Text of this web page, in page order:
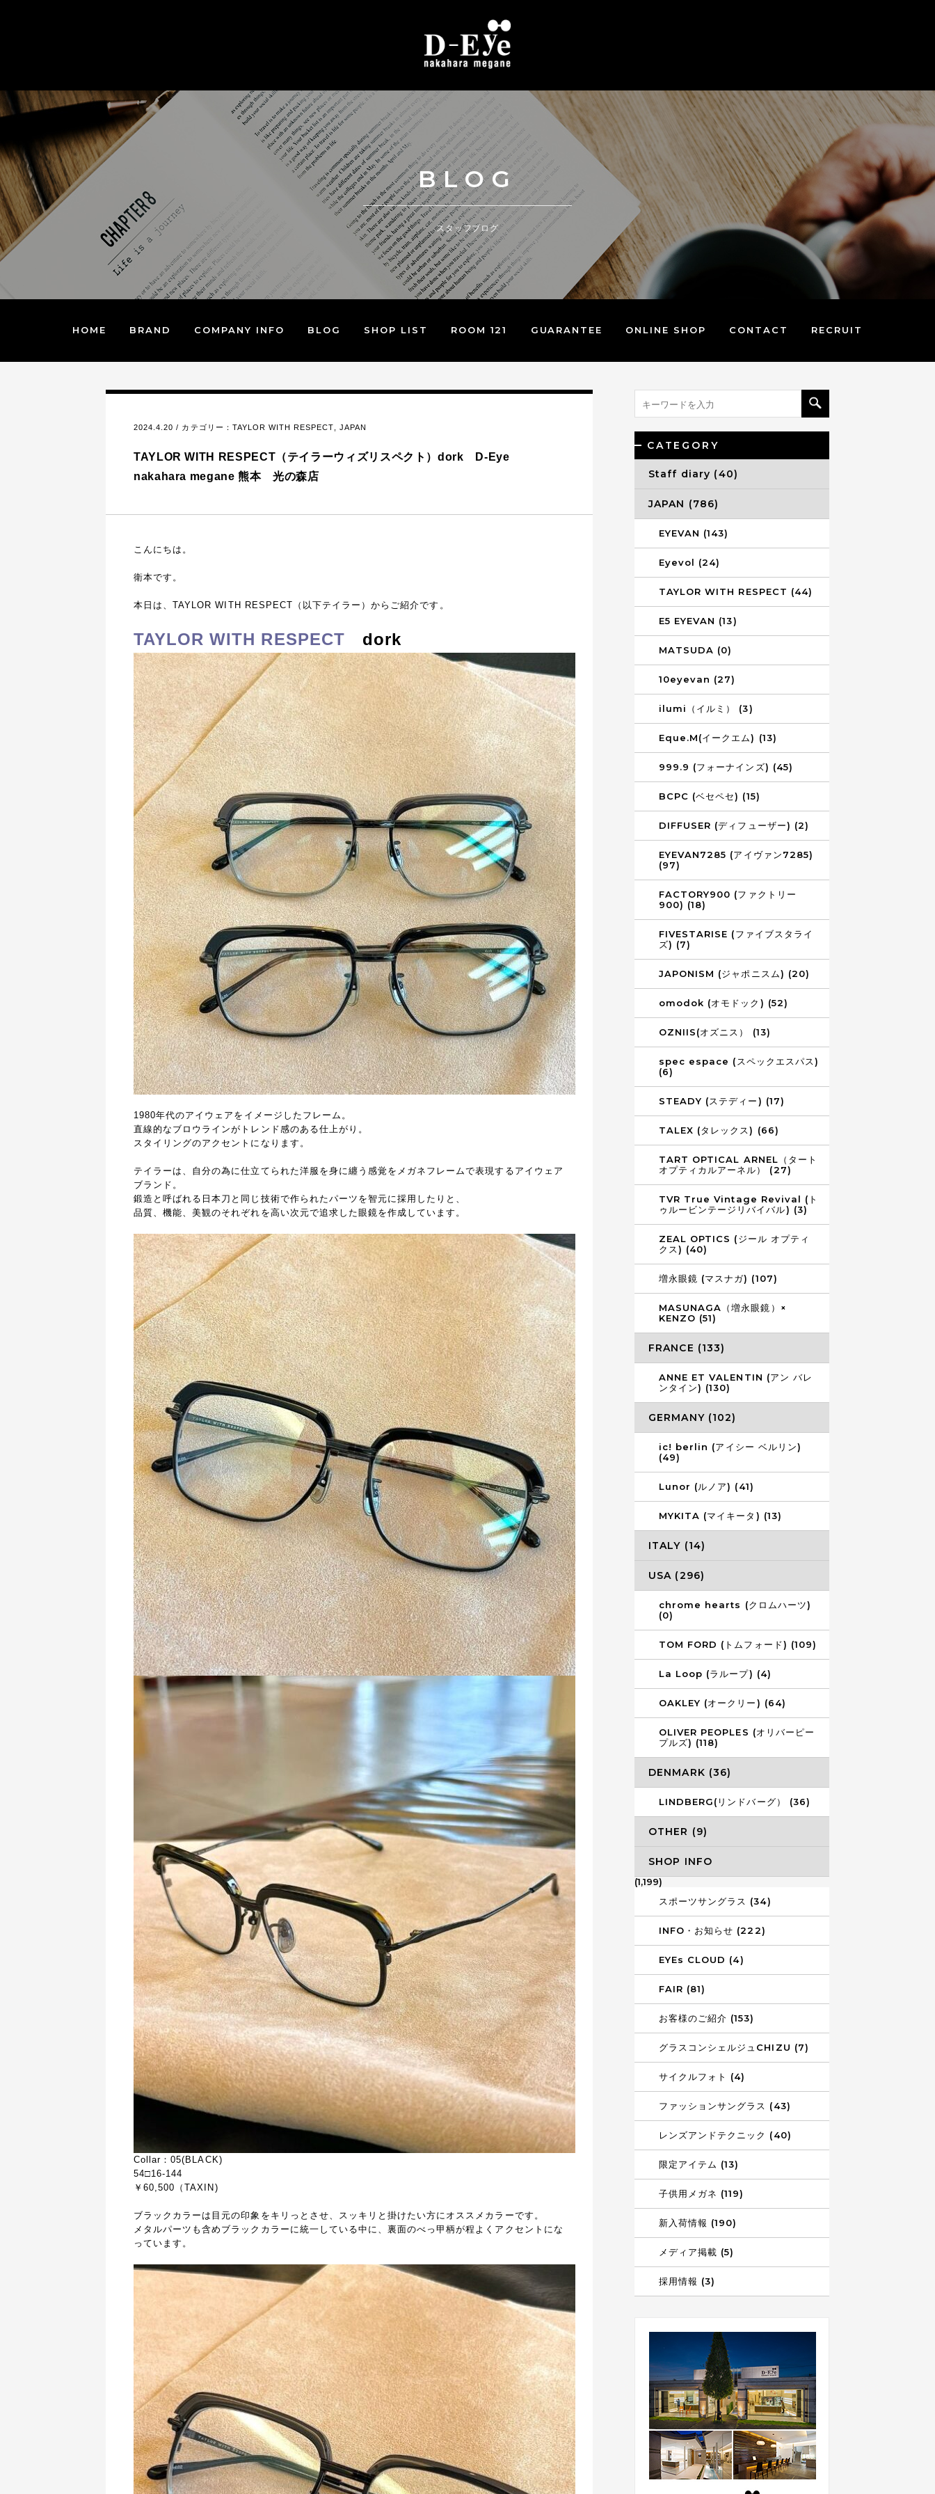
BLOG
スタッフブログ
HOME BRAND COMPANY INFO BLOG SHOP LIST ROOM 121 GUARANTEE ONLINE SHOP CONTACT RECRUIT
2024.4.20 / カテゴリー： TAYLOR WITH RESPECT JAPAN
TAYLOR WITH RESPECT（テイラーウィズリスペクト）dork D-Eye
nakahara megane 熊本 光の森店
こんにちは。
衛本です。
本日は、TAYLOR WITH RESPECT（以下テイラー）からご紹介です。
TAYLOR WITH RESPECT dork
1980年代のアイウェアをイメージしたフレーム。
直線的なブロウラインがトレンド感のある仕上がり。
スタイリングのアクセントになります。
テイラーは、自分の為に仕立てられた洋服を身に纏う感覚をメガネフレームで表現する アイウェア
ブランド。
鍛造と呼ばれる日本刀と同じ技術で作られたパーツを智元に採用したりと、
品質、機能、美観のそれぞれを高い次元で追求した眼鏡を作成しています。
Collar：05(BLACK)
54□16-144
￥60,500（TAXIN)
ブラックカラーは目元の印象をキリっとさせ、スッキリと掛けたい方にオススメカラーです。
メタルパーツも含めブラックカラーに統一している中に、裏面のべっ甲柄が程よくアクセントにな
っています。
CATEGORY
Staff diary (40)
JAPAN (786)
EYEVAN (143)
Eyevol (24)
TAYLOR WITH RESPECT (44)
E5 EYEVAN (13)
MATSUDA (0)
10eyevan (27)
ilumi（イルミ） (3)
Eque.M(イークエム) (13)
999.9 (フォーナインズ) (45)
BCPC (ベセペセ) (15)
DIFFUSER (ディフューザー) (2)
EYEVAN7285 (アイヴァン7285)
(97)
FACTORY900 (ファクトリー
900) (18)
FIVESTARISE (ファイブスタライ
ズ) (7)
JAPONISM (ジャポニスム) (20)
omodok (オモドック) (52)
OZNIIS(オズニス） (13)
spec espace (スペックエスパス)
(6)
STEADY (ステディー) (17)
TALEX (タレックス) (66)
TART OPTICAL ARNEL（タート
オプティカルアーネル） (27)
TVR True Vintage Revival (ト
ゥルービンテージリバイバル) (3)
ZEAL OPTICS (ジール オプティ
クス) (40)
増永眼鏡 (マスナガ) (107)
MASUNAGA（増永眼鏡）×
KENZO (51)
FRANCE (133)
ANNE ET VALENTIN (アン バレ
ンタイン) (130)
GERMANY (102)
ic! berlin (アイシー ベルリン)
(49)
Lunor (ルノア) (41)
MYKITA (マイキータ) (13)
ITALY (14)
USA (296)
chrome hearts (クロムハーツ)
(0)
TOM FORD (トムフォード) (109)
La Loop (ラループ) (4)
OAKLEY (オークリー) (64)
OLIVER PEOPLES (オリバーピー
プルズ) (118)
DENMARK (36)
LINDBERG(リンドバーグ） (36)
OTHER (9)
SHOP INFO
(1,199)
スポーツサングラス (34)
INFO・お知らせ (222)
EYEs CLOUD (4)
FAIR (81)
お客様のご紹介 (153)
グラスコンシェルジュCHIZU (7)
サイクルフォト (4)
ファッションサングラス (43)
レンズアンドテクニック (40)
限定アイテム (13)
子供用メガネ (119)
新入荷情報 (190)
メディア掲載 (5)
採用情報 (3)